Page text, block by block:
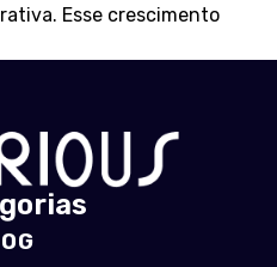
Esse crescimento